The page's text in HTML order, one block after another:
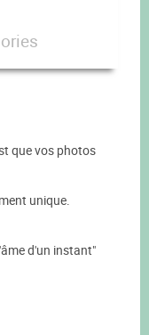
que vos photos
unique.
d'un instant"